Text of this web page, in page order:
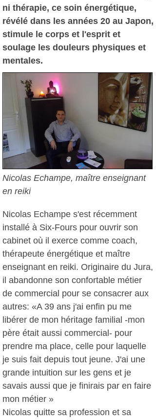
ni thérapie, ce soin énergétique,
révélé dans les années 20 au Japon,
stimule le corps et l'esprit et
soulage les douleurs physiques et
mentales.
Nicolas Echampe, maître enseignant
en reiki
Nicolas Echampe s'est récemment
installé à Six-Fours pour ouvrir son
cabinet où il exerce comme coach,
thérapeute énergétique et maître
enseignant en reiki. Originaire du Jura,
il abandonne son confortable métier
de commercial pour se consacrer aux
autres: «A 39 ans j'ai enfin pu me
libérer de mon héritage familial -mon
père était aussi commercial- pour
prendre ma place, celle pour laquelle
je suis fait depuis tout jeune. J'ai une
grande intuition sur les gens et je
savais aussi que je finirais par en faire
mon métier »
Nicolas quitte sa profession et sa